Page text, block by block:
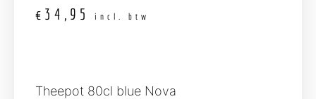
€ 34,95 incl. btw
Theepot 80cl blue Nova